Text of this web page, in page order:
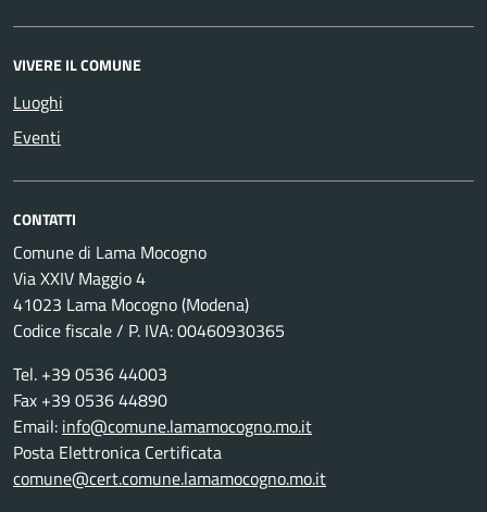
VIVERE IL COMUNE
Luoghi
Eventi
CONTATTI
Comune di Lama Mocogno
Via XXIV Maggio 4
41023 Lama Mocogno (Modena)
Codice fiscale / P. IVA: 00460930365
Tel. +39 0536 44003
Fax +39 0536 44890
Email: info@comune.lamamocogno.mo.it
Posta Elettronica Certificata
comune@cert.comune.lamamocogno.mo.it